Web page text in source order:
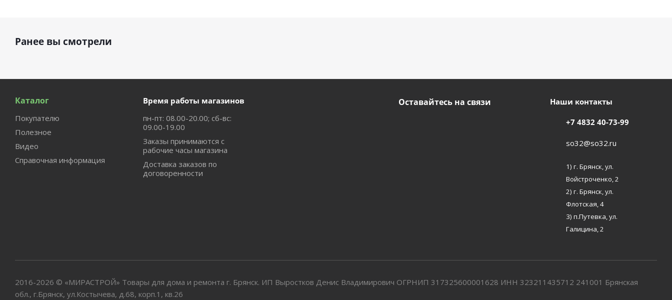
Ранее вы смотрели
Каталог
Покупателю
Полезное
Видео
Справочная информация
Время работы магазинов
пн-пт: 08.00-20.00; сб-вс:
09.00-19.00
Заказы принимаются с
рабочие часы магазина
Доставка заказов по
договоренности
Оставайтесь на связи Наши контакты
+7 4832 40-73-99
so32@so32.ru
1) г. Брянск, ул.
Войстроченко, 2
2) г. Брянск, ул.
Флотская, 4
3) п.Путевка, ул.
Галицина, 2
2016-2026 © «МИРАСТРОЙ» Товары для дома и ремонта г. Брянск. ИП Выростков Денис Владимирович ОГРНИП 317325600001628 ИНН 323211435712 241001 Брянская
обл., г.Брянск, ул.Костычева, д.68, корп.1, кв.26